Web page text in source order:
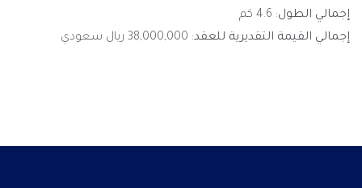
إجمالي الطول: 4.6 كم
إجمالي القيمة التقديرية للعقد: 38,000,000 ريال سعودي